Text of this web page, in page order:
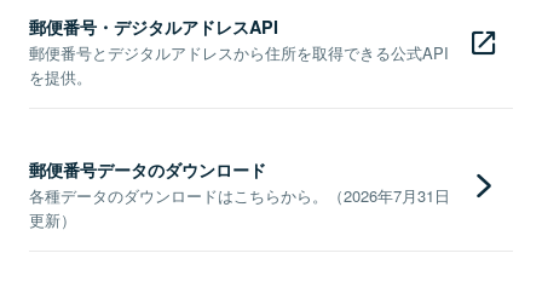
郵便番号・デジタルアドレスAPI
郵便番号とデジタルアドレスから住所を取得できる公式API
を提供。
郵便番号データのダウンロード
各種データのダウンロードはこちらから。（2026年7月31日
更新）